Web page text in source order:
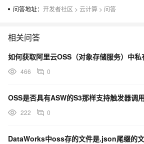
问答地址： 开发者社区 > 云计算 > 问答
相关问答
466 0
OSS是否具有ASW的S3那样支持触发器调
222 0